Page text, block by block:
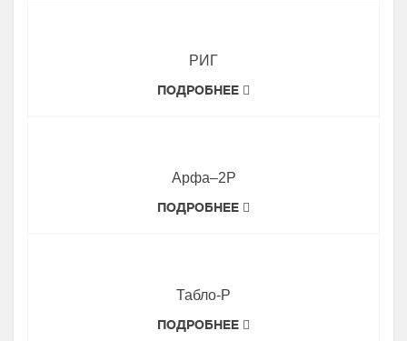
РИГ
ПОДРОБНЕЕ
Арфа–2Р
ПОДРОБНЕЕ
Табло-Р
ПОДРОБНЕЕ